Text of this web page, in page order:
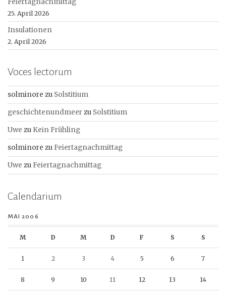
Feiertagnachmittag
25. April 2026
Insulationen
2. April 2026
Voces lectorum
solminore zu Solstitium
geschichtenundmeer zu Solstitium
Uwe zu Kein Frühling
solminore zu Feiertagnachmittag
Uwe zu Feiertagnachmittag
Calendarium
MAI 2006
M D M D F S S
1 2 3 4 5 6 7
8 9 10 11 12 13 14